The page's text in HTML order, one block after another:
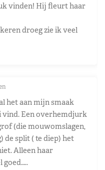
vinden! Hij fleurt haar
droeg zie ik veel
het aan mijn smaak
vind. Een overhemdjurk
(die mouwomslagen,
de split ( te diep) het
Alleen haar
goed…..